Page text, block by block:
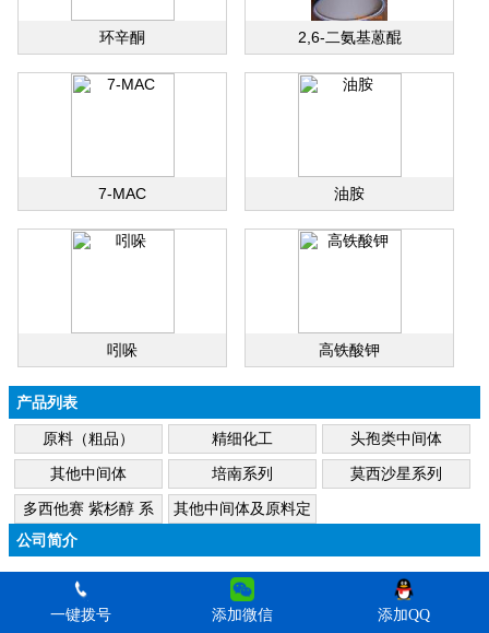
环辛酮 2,6-二氨基蒽醌
7-MAC 油胺
吲哚 高铁酸钾
产品列表
原料（粗品） 精细化工
头孢类中间体
其他中间体
培南系列
莫西沙星系列
多西他赛 紫杉醇 系
其他中间体及原料定
公司简介
一键拨号 添加微信 添加QQ